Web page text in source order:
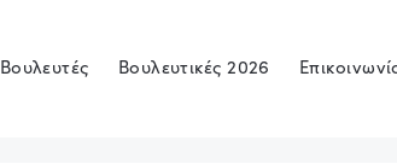
Βουλευτές Βουλευτικές 2026